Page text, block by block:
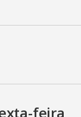
feira